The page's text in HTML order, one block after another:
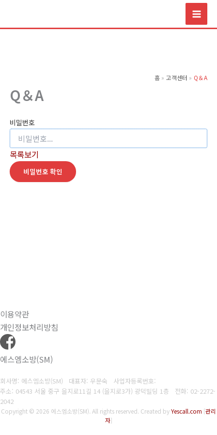
츠
홈 고객센터 Q＆A
Q＆A
비밀번호
목록보기
비밀번호 확인
이용약관
개인정보처리방침
에스엠소방(SM)
회사명: 에스엠소방(SM) 대표자: 우문숙 사업자등록번호:
주소: 04543 서울 중구 을지로11길 14 (을지로3가) 광덕빌딩 1층 전화: 02-2272-
2042
Copyright © 2026 에스엠소방(SM). All rights reserved. Created byYescall.com [관리
자]